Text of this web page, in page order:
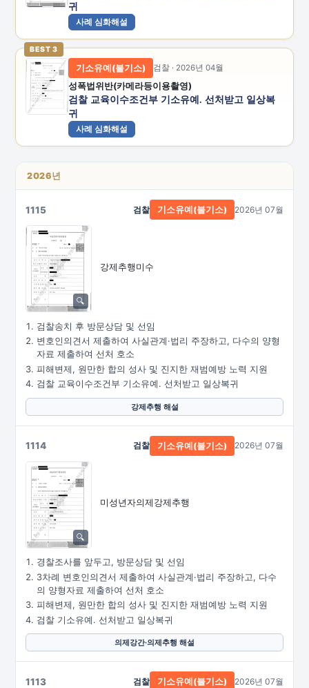
귀
사례 심화해설
BEST 3
기소유예(불기소) 검찰 · 2026년 04월
성폭법위반(카메라등이용촬영)
검찰 교육이수조건부 기소유예. 선처받고 일상복
귀
사례 심화해설
2026년
1115
강제추행미수
검찰 기소유예(불기소) 2026년 07월
검찰송치 후 방문상담 및 선임
변호인의견서 제출하여 사실관계·법리 주장하고, 다수의 양형
자료 제출하여 선처 호소
피해변제, 원만한 합의 성사 및 진지한 재범예방 노력 지원
검찰 교육이수조건부 기소유예. 선처받고 일상복귀
강제추행 해설
1114
미성년자의제강제추행
검찰 기소유예(불기소) 2026년 07월
경찰조사를 앞두고, 방문상담 및 선임
3차례 변호인의견서 제출하여 사실관계·법리 주장하고, 다수
의 양형자료 제출하여 선처 호소
피해변제, 원만한 합의 성사 및 진지한 재범예방 노력 지원
검찰 기소유예. 선처받고 일상복귀
의제강간·의제추행 해설
1113 검찰 기소유예(불기소) 2026년 07월